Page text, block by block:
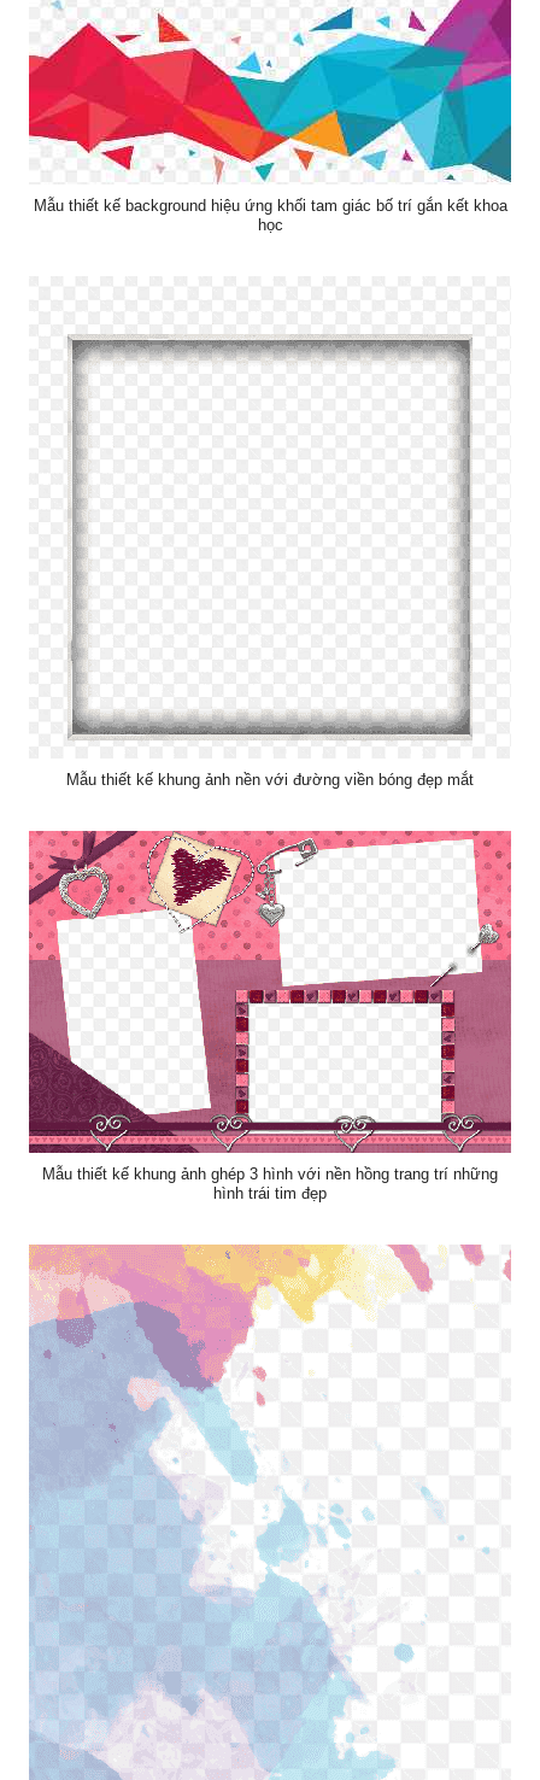
Mẫu thiết kế background hiệu ứng khối tam giác bố trí gắn kết khoa
học
Mẫu thiết kế khung ảnh nền với đường viền bóng đẹp mắt
Mẫu thiết kế khung ảnh ghép 3 hình với nền hồng trang trí những
hình trái tim đẹp